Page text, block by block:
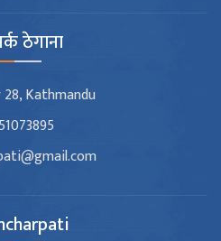
ठेगाना
Kathmandu